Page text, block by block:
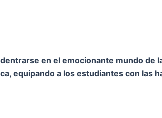
en el emocionante mundo de
equipando a los estudiantes con las